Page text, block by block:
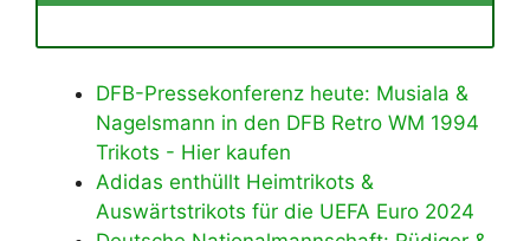
DFB-Pressekonferenz heute: Musiala &
Nagelsmann in den DFB Retro WM 1994
Trikots - Hier kaufen
Adidas enthüllt Heimtrikots &
Auswärtstrikots für die UEFA Euro 2024